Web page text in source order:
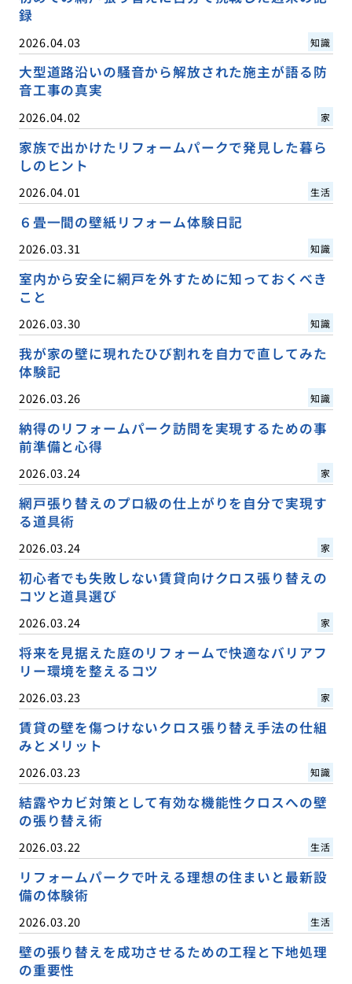
録
2026.04.03 知識
大型道路沿いの騒音から解放された施主が語る防
音工事の真実
2026.04.02 家
家族で出かけたリフォームパークで発見した暮ら
しのヒント
2026.04.01 生活
６畳一間の壁紙リフォーム体験日記
2026.03.31 知識
室内から安全に網戸を外すために知っておくべき
こと
2026.03.30 知識
我が家の壁に現れたひび割れを自力で直してみた
体験記
2026.03.26 知識
納得のリフォームパーク訪問を実現するための事
前準備と心得
2026.03.24 家
網戸張り替えのプロ級の仕上がりを自分で実現す
る道具術
2026.03.24 家
初心者でも失敗しない賃貸向けクロス張り替えの
コツと道具選び
2026.03.24 家
将来を見据えた庭のリフォームで快適なバリアフ
リー環境を整えるコツ
2026.03.23 家
賃貸の壁を傷つけないクロス張り替え手法の仕組
みとメリット
2026.03.23 知識
結露やカビ対策として有効な機能性クロスへの壁
の張り替え術
2026.03.22 生活
リフォームパークで叶える理想の住まいと最新設
備の体験術
2026.03.20 生活
壁の張り替えを成功させるための工程と下地処理
の重要性